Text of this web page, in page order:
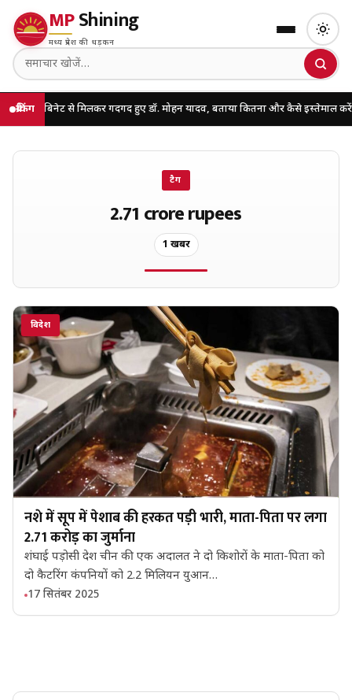
MPShining
मध्य प्रदेश की धड़कन
ब्रेकिंग
कैबिनेट से मिलकर गदगद हुए डॉ. मोहन यादव, बताया कितना और कैसे इस्तेमाल करें AI
टैग
2.71 crore rupees
1 खबरें
विदेश
नशे में सूप में पेशाब की हरकत पड़ी भारी, माता-पिता पर लगा
2.71 करोड़ का जुर्माना
शंघाई पड़ोसी देश चीन की एक अदालत ने दो किशोरों के माता-पिता को
दो कैटरिंग कंपनियों को 2.2 मिलियन युआन…
17 सितंबर 2025